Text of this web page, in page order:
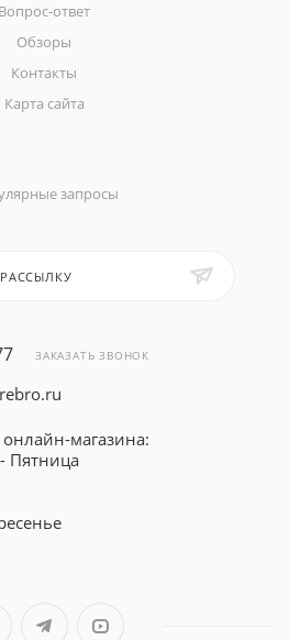
Вопрос-ответ
Обзоры
Контакты
Карта сайта
запросы
ЗАКАЗАТЬ ЗВОНОК
магазина:
Пятница